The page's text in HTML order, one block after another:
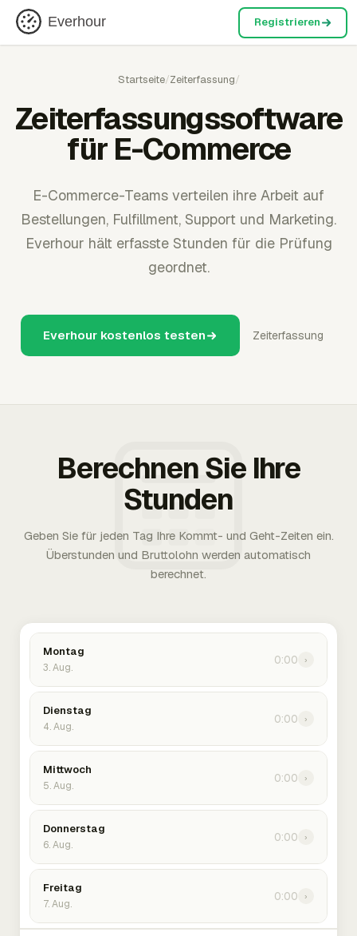
Everhour Registrieren
Startseite/Zeiterfassung/
Zeiterfassungssoftware
für E-Commerce
E-Commerce-Teams verteilen ihre Arbeit auf
Bestellungen, Fulfillment, Support und Marketing.
Everhour hält erfasste Stunden für die Prüfung
geordnet.
Everhour kostenlos testen Zeiterfassung
Berechnen Sie Ihre
Stunden
Geben Sie für jeden Tag Ihre Kommt- und Geht-Zeiten ein.
Überstunden und Bruttolohn werden automatisch
berechnet.
Montag
3. Aug.
0:00 ›
Dienstag
4. Aug.
0:00 ›
Mittwoch
5. Aug.
0:00 ›
Donnerstag
6. Aug.
0:00 ›
Freitag
7. Aug.
0:00 ›